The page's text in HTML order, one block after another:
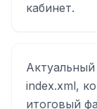
кабинет.
index.xml,
итоговый